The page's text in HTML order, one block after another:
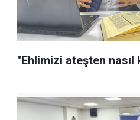
"Ehlimizi ateşten nasıl